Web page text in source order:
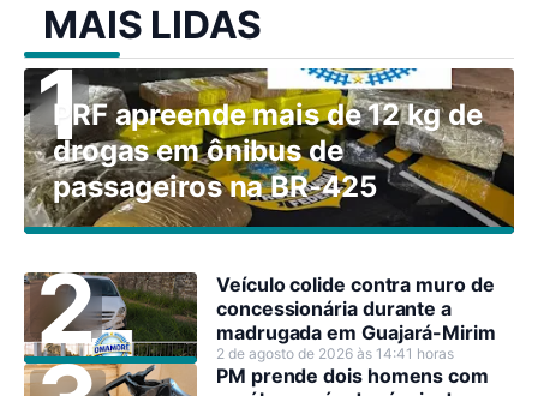
MAIS LIDAS
PRF apreende mais de 12 kg de
drogas em ônibus de
passageiros na BR-425
Veículo colide contra muro de
concessionária durante a
madrugada em Guajará-Mirim
2 de agosto de 2026 às 14:41 horas
PM prende dois homens com